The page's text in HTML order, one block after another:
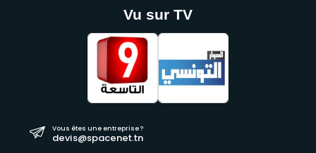
Vu sur TV
Vous êtes une entreprise ?
devis@spacenet.tn